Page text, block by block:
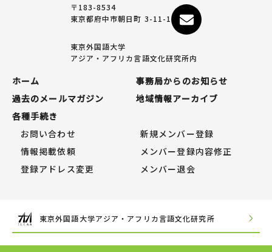
〒183-8534
東京都府中市朝日町 3-11-1
東京外国語大学
アジア・アフリカ言語文化研究所内
ホーム
事務局からのお知らせ
過去のメールマガジン
地域情報アーカイブ
各種手続き
お問い合わせ
新規メンバー登録
情報掲載依頼
メンバー登録内容修正
登録アドレス変更
メンバー退会
東京外国語大学アジア・アフリカ言語文化研究所